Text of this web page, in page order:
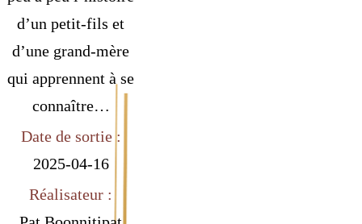
d’un petit-fils et
d’une grand-mère
qui apprennent à se
connaître…
Date de sortie :
2025-04-16
Réalisateur :